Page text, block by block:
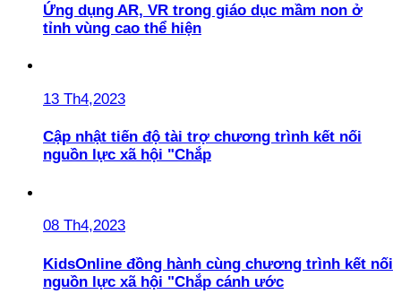
Ứng dụng AR, VR trong giáo dục mầm non ở
tỉnh vùng cao thể hiện
13 Th4,2023
Cập nhật tiến độ tài trợ chương trình kết nối
nguồn lực xã hội "Chắp
08 Th4,2023
KidsOnline đồng hành cùng chương trình kết nối
nguồn lực xã hội "Chắp cánh ước